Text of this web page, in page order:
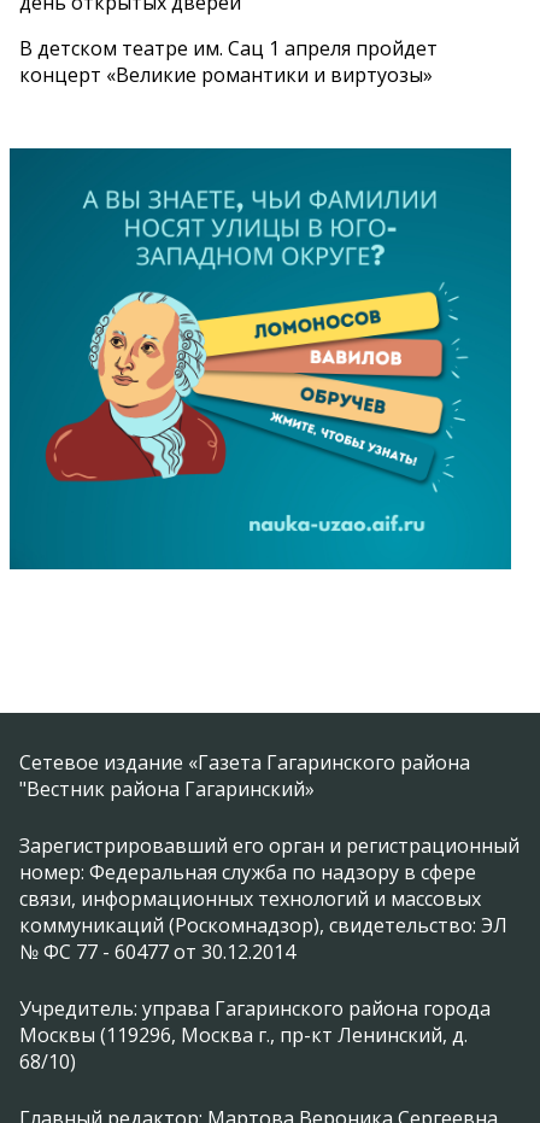
В детском театре им. Сац 1 апреля пройдет
концерт «Великие романтики и виртуозы»
Сетевое издание «Газета Гагаринского района
"Вестник района Гагаринский»
Зарегистрировавший его орган и регистрационный
номер: Федеральная служба по надзору в сфере
связи, информационных технологий и массовых
коммуникаций (Роскомнадзор), свидетельство: ЭЛ
№ ФС 77 - 60477 от 30.12.2014
Учредитель: управа Гагаринского района города
Москвы (119296, Москва г., пр-кт Ленинский, д.
68/10)